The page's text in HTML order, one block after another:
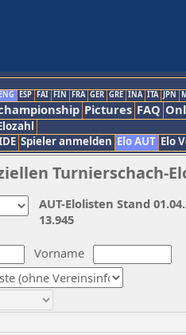
ENG ESP FAI FIN FRA GER GRE INA ITA JPN
Pictures FAQ
Spieler anmelden Elo AUT Elo
Turnierschach-
Vorname
AUT-Elolisten Stand
13.945